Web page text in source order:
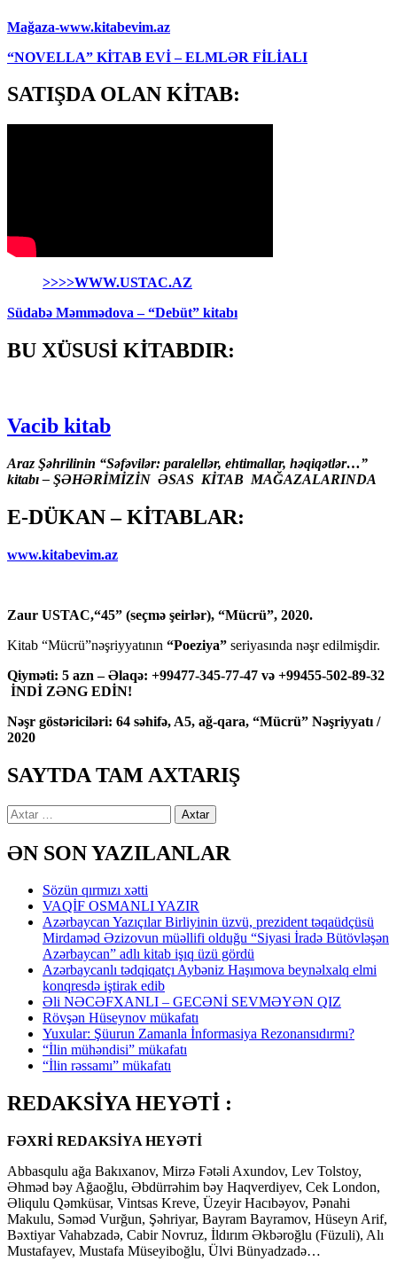
Mağaza-www.kitabevim.az
“NOVELLA” KİTAB EVİ – ELMLƏR FİLİALI
SATIŞDA OLAN KİTAB:
>>>>WWW.USTAC.AZ
Südabə Məmmədova – “Debüt” kitabı
BU XÜSUSİ KİTABDIR:
Vacib kitab
Araz Şəhrilinin “Səfəvilər: paralellər, ehtimallar, həqiqətlər…”
kitabı – ŞƏHƏRİMİZİN ƏSAS KİTAB MAĞAZALARINDA
E-DÜKAN – KİTABLAR:
www.kitabevim.az
Zaur USTAC,“45” (seçmə şeirlər), “Mücrü”, 2020.
Kitab “Mücrü”nəşriyyatının “Poeziya” seriyasında nəşr edilmişdir.
Qiyməti: 5 azn – Əlaqə: +99477-345-77-47 və +99455-502-89-32
İNDİ ZƏNG EDİN!
Nəşr göstəriciləri: 64 səhifə, A5, ağ-qara, “Mücrü” Nəşriyyatı /
2020
SAYTDA TAM AXTARIŞ
Axtarış:
ƏN SON YAZILANLAR
Sözün qırmızı xətti
VAQİF OSMANLI YAZIR
Azərbaycan Yazıçılar Birliyinin üzvü, prezident təqaüdçüsü
Mirdaməd Əzizovun müəllifi olduğu “Siyasi İradə Bütövləşən
Azərbaycan” adlı kitab işıq üzü gördü
Azərbaycanlı tədqiqatçı Aybəniz Haşımova beynəlxalq elmi
konqresdə iştirak edib
Əli NƏCƏFXANLI – GECƏNİ SEVMƏYƏN QIZ
Rövşən Hüseynov mükafatı
Yuxular: Şüurun Zamanla İnformasiya Rezonansıdırmı?
“İlin mühəndisi” mükafatı
“İlin rəssamı” mükafatı
REDAKSİYA HEYƏTİ :
FƏXRİ REDAKSİYA HEYƏTİ
Abbasqulu ağa Bakıxanov, Mirzə Fətəli Axundov, Lev Tolstoy,
Əhməd bəy Ağaoğlu, Əbdürrəhim bəy Haqverdiyev, Cek London,
Əliqulu Qəmküsar, Vintsas Kreve, Üzeyir Hacıbəyov, Pənahi
Makulu, Səməd Vurğun, Şəhriyar, Bayram Bayramov, Hüseyn Arif,
Bəxtiyar Vahabzadə, Cabir Novruz, İldırım Əkbəroğlu (Füzuli), Alı
Mustafayev, Mustafa Müseyiboğlu, Ülvi Bünyadzadə…